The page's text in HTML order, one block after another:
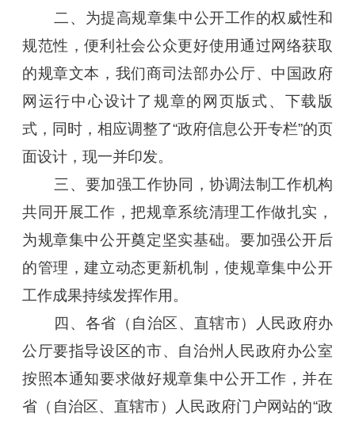
二、为提高规章集中公开工作的权威性和
规范性，便利社会公众更好使用通过网络获取
的规章文本，我们商司法部办公厅、中国政府
网运行中心设计了规章的网页版式、下载版
式，同时，相应调整了“政府信息公开专栏”的页
面设计，现一并印发。
三、要加强工作协同，协调法制工作机构
共同开展工作，把规章系统清理工作做扎实，
为规章集中公开奠定坚实基础。要加强公开后
的管理，建立动态更新机制，使规章集中公开
工作成果持续发挥作用。
四、各省（自治区、直辖市）人民政府办
公厅要指导设区的市、自治州人民政府办公室
按照本通知要求做好规章集中公开工作，并在
省（自治区、直辖市）人民政府门户网站的“政